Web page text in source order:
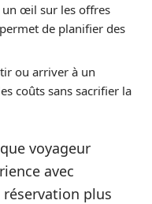
un œil sur les offres
de planifier des
ou arriver à un
coûts sans sacrifier la
voyageur
avec
plus